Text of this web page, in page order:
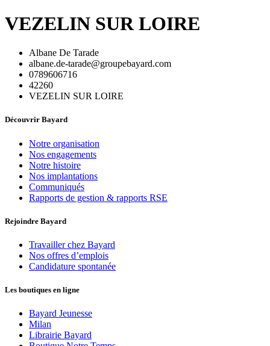
VEZELIN SUR LOIRE
Albane De Tarade
albane.de-tarade@groupebayard.com
0789606716
42260
VEZELIN SUR LOIRE
Découvrir Bayard
Notre organisation
Nos engagements
Notre histoire
Nos implantations
Communiqués
Rapports de gestion & rapports RSE
Rejoindre Bayard
Travailler chez Bayard
Nos offres d’emplois
Candidature spontanée
Les boutiques en ligne
Bayard Jeunesse
Milan
Librairie Bayard